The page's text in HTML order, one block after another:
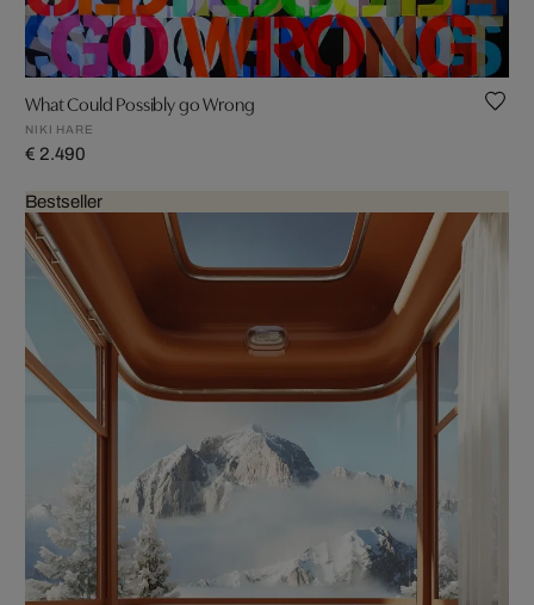
What Could Possibly go Wrong
NIKI HARE
€ 2.490
Bestseller